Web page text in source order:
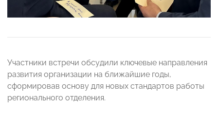
Участники встречи обсудили ключевые направления
развития организации на ближайшие годы,
сформировав основу для новых стандартов работы
регионального отделения.